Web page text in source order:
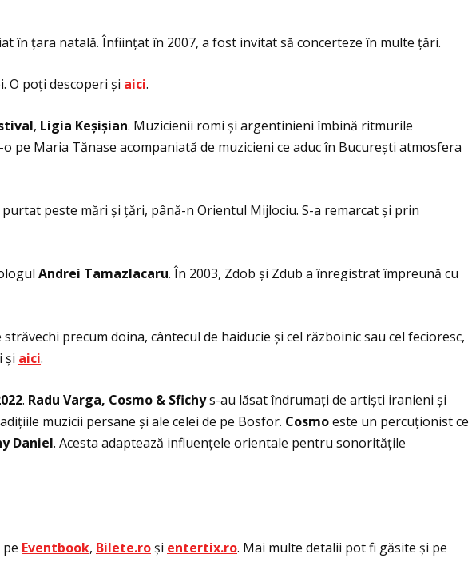
în ţara natală. Înfiinţat în 2007, a fost invitat să concerteze în multe ţări.
O poţi descoperi și aici.
, Ligia Keșișian. Muzicienii romi și argentinieni îmbină ritmurile
Maria Tănase acompaniată de muzicieni ce aduc în București atmosfera
purtat peste mări și ţări, până-n Orientul Mijlociu. S-a remarcat și prin
Andrei Tamazlacaru. În 2003, Zdob și Zdub a înregistrat împreună cu
precum doina, cântecul de haiducie și cel războinic sau cel fecioresc,
și aici.
. Radu Varga, Cosmo & Sfichys-au lăsat îndrumaţi de artiști iranieni și
muzicii persane și ale celei de pe Bosfor. Cosmoeste un percuţionist ce
Daniel. Acesta adaptează influenţele orientale pentru sonorităţile
Eventbook, Bilete.roși entertix.ro. Mai multe detalii pot fi găsite și pe